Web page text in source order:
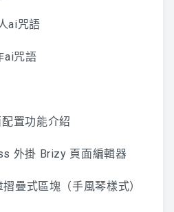
ai咒語
ai咒語
置功能介紹
外掛 Brizy 頁面編輯器
疊式區塊（手風琴樣式）